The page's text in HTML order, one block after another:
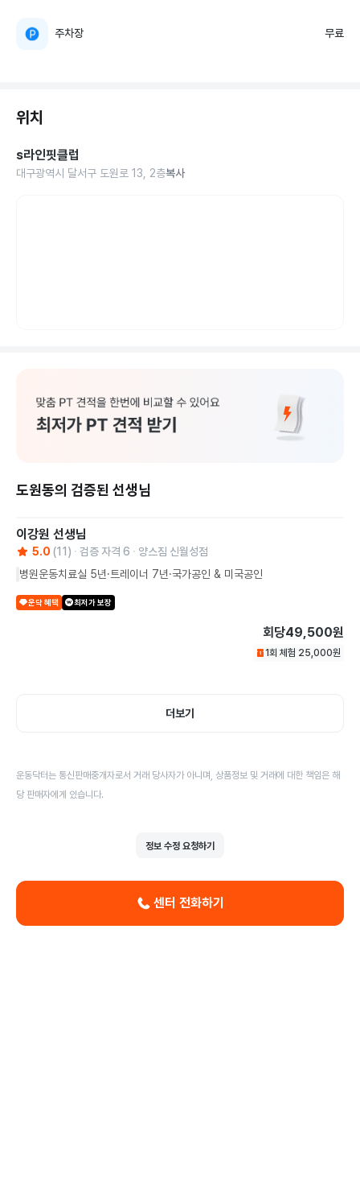
주차장 무료
위치
s라인핏클럽
대구광역시 달서구 도원로 13, 2층복사
도원동의 검증된 선생님
이강원 선생님
5.0 (11 ) 검증 자격 6
양스짐 신월성점
병원운동치료실 5년·트레이너 7년·국가공인 & 미국공인
운닥 혜택 최저가 보장
회당49,500원
1회 체험 25,000원
더보기
운동닥터는 통신판매중개자로서 거래 당사자가 아니며, 상품정보 및 거래에 대한 책임은 해
당 판매자에게 있습니다.
정보 수정 요청하기
센터 전화하기